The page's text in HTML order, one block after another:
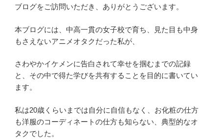
ブログをご訪問いただき、ありがとうございます。
本ブログには、中高一貫の女子校で育ち、見た目も中身
もさえないアニメオタクだった私が、
さわやかイケメンに告白されて幸せを掴むまでの記録
と、その中で得た学びを共有することを目的に書いてい
ます。
私は20歳くらいまでは自分に自信もなく、お化粧の仕方
も洋服のコーディネートの仕方も知らない、典型的なオ
タクでした。